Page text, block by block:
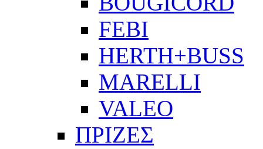
FEBI
HERTH+BUSS
MARELLI
VALEO
ΠΡΙΖΕΣ